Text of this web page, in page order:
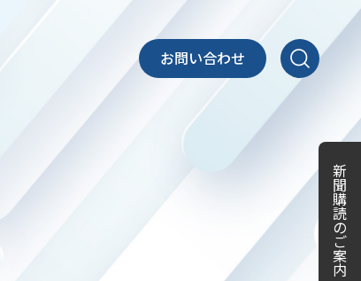
お問い合わせ
新
聞
購
読
の
ご
案
内